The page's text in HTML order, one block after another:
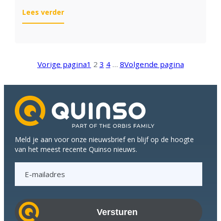
Lees verder:
Work
Vorige pagina1 2 3 4 … 8Volgende pagina
Meld je aan voor onze nieuwsbrief en blijf op de hoogte
van het meest recente Quinso nieuws.
a
i